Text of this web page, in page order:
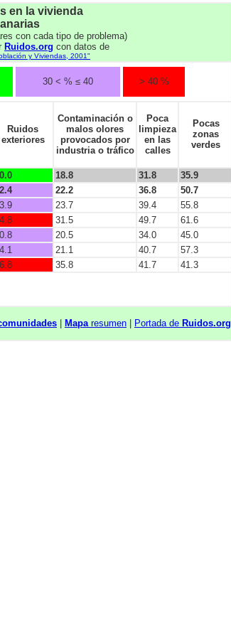
en la vivienda
con cada tipo de problema)
Ruidos.org con datos de
y Viviendas, 2001"
30 < % ≤ 40 > 40 %
Ruidos
exteriores
Contaminación o
malos olores
provocados por
industria o tráfico
Poca
limpieza
en las
calles
Pocas
zonas
verdes
18.8 31.8
35.9
22.2 36.8
50.7
23.7 39.4 55.8
31.5 49.7
61.6
20.5 34.0 45.0
21.1 40.7 57.3
35.8 41.7 41.3
Maparesumen Portada de Ruidos.org